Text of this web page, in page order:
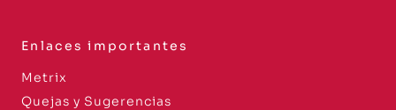
Enlaces importantes
Metrix
Quejas y Sugerencias